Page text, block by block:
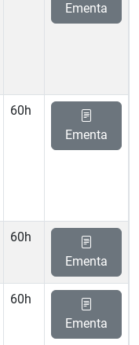
Ementa
60h
Ementa
60h
Ementa
60h
Ementa